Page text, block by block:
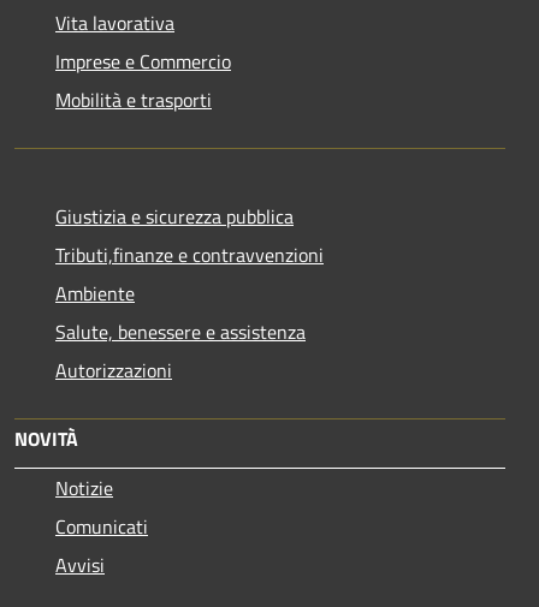
Vita lavorativa
Imprese e Commercio
Mobilità e trasporti
Giustizia e sicurezza pubblica
Tributi,finanze e contravvenzioni
Ambiente
Salute, benessere e assistenza
Autorizzazioni
NOVITÀ
Notizie
Comunicati
Avvisi